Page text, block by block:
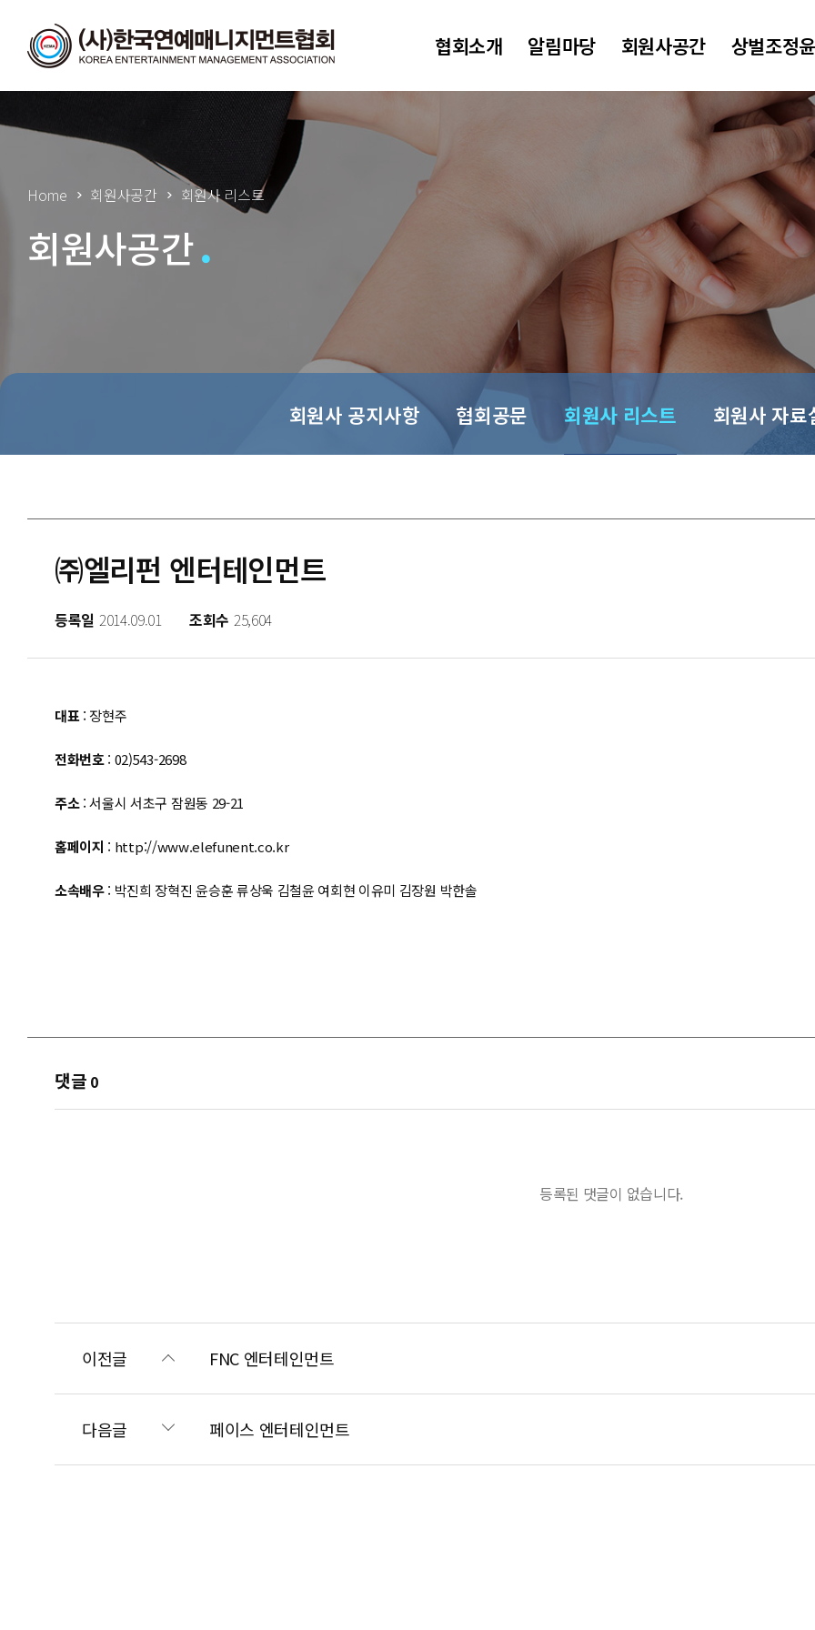
협회소개 알림마당 회원사공간 상벌조정
Home 회원사공간 회원사 리스트
회원사공간
회원사 공지사항 협회공문 회원사 리스트 회원사 자료
㈜엘리펀 엔터테인먼트
등록일 2014.09.01 조회수 25,604
대표: 장현주
전화번호: 02)543-2698
주소: 서울시 서초구 잠원동 29-21
홈페이지 : http://www.elefunent.co.kr
소속배우: 박진희 장혁진 윤승훈 류상욱 김철윤 여회현 이유미 김장원 박한솔
댓글 0
등록된 댓글이 없습니다.
이전글 FNC 엔터테인먼트
다음글 페이스 엔터테인먼트